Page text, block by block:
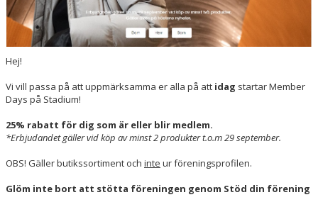
VÅRA AVGIFTER
Hej!
Vi vill passa på att uppmärksamma er alla på att idag startar Member
Days på Stadium!
25% rabatt för dig som är eller blir medlem.
*Erbjudandet gäller vid köp av minst 2 produkter t.o.m 29 september.
OBS! Gäller butikssortiment och inte ur föreningsprofilen.
Glöm inte bort att stötta föreningen genom Stöd din förening